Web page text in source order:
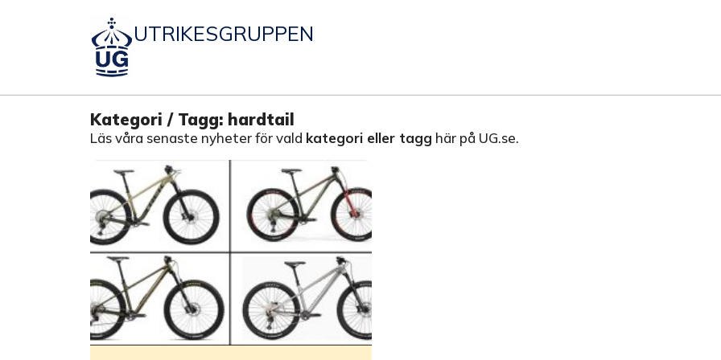
UTRIKESGRUPPEN
Kategori / Tagg: hardtail
Läs våra senaste nyheter för vald kategori eller tagg här på UG.se.